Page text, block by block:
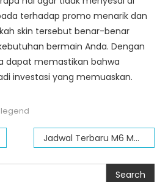
terhadap promo menarik dan
skin tersebut benar-benar
bermain Anda. Dengan
dapat memastikan bahwa
investasi yang memuaskan.
Jadwal Terbaru M6 Mobile Legend: Persiapan Tim yang Patut Diantisipasi
Search